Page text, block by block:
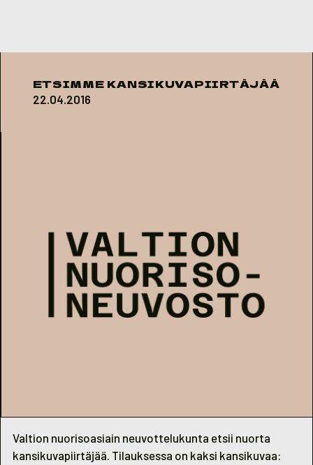
ETSIMME KANSIKUVAPIIRTÄJÄÄ
22.04.2016
Valtion nuorisoasiain neuvottelukunta etsii nuorta
kansikuvapiirtäjää. Tilauksessa on kaksi kansikuvaa: